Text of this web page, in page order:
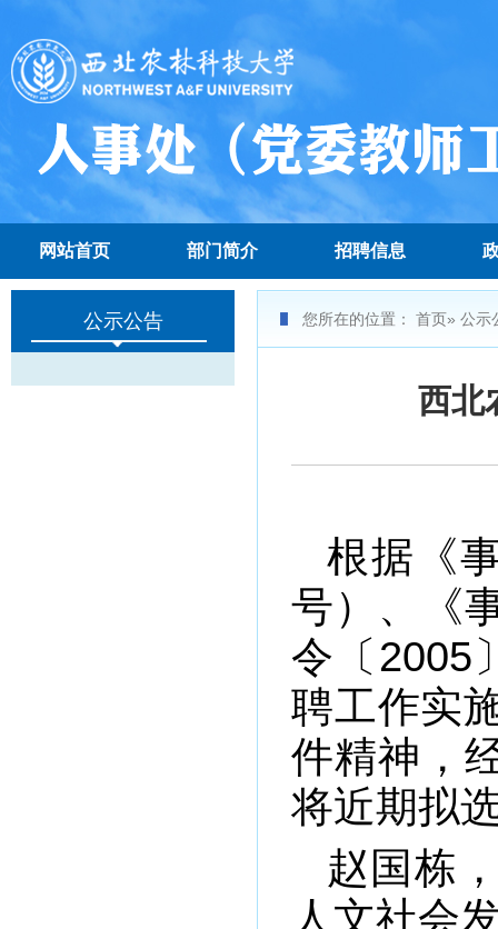
网站首页 部门简介 招聘信息
公示公告 您所在的位置： 首页» 公示
西北
根据《
号）、《
令〔2005
聘工作实
件精神，
将近期拟
赵国栋
人文社会